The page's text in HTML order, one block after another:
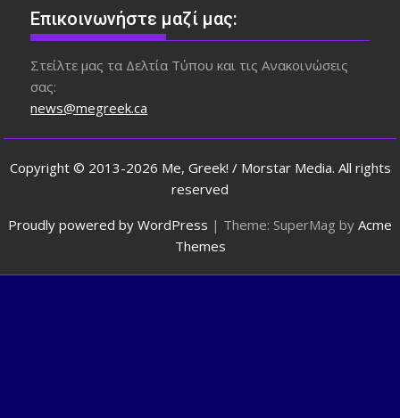
Επικοινωνήστε μαζί μας:
Στείλτε μας τα Δελτία Τύπου και τις Ανακοινώσεις
σας:
news@megreek.ca
Copyright © 2013-2026 Me, Greek! / Morstar Media. All rights
reserved
Proudly powered by WordPress | Theme: SuperMag by Acme
Themes